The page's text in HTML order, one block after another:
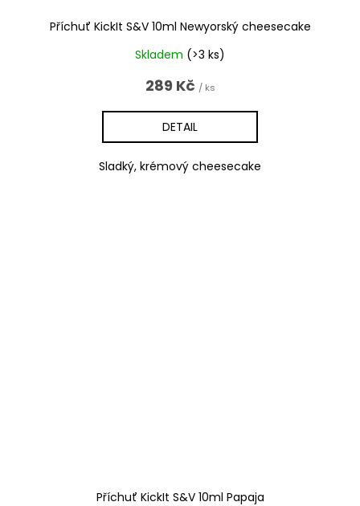
Příchuť KickIt S&V 10ml Newyorský cheesecake
Skladem (>3 ks)
289 Kč / ks
DETAIL
Sladký, krémový cheesecake
Příchuť KickIt S&V 10ml Papaja